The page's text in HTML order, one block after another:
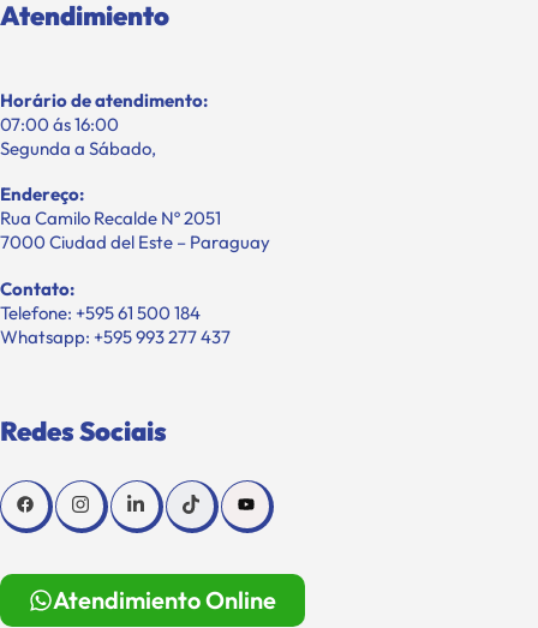
Atendimiento
Horário de atendimento:
07:00 ás 16:00
Segunda a Sábado,
Endereço:
Rua Camilo Recalde Nº 2051
7000 Ciudad del Este – Paraguay
Contato:
Telefone: +595 61 500 184
Whatsapp: +595 993 277 437
Redes Sociais
Atendimiento Online